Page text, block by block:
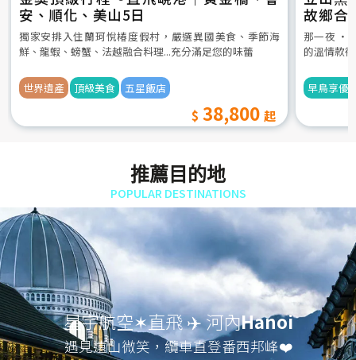
安、順化、美山5日
獨家安排入住蘭珂悅椿度假村，嚴選異國美食、季節海
鮮、龍蝦、螃蟹、法越融合料理...充分滿足您的味蕾
世界遺產 頂級美食 五星飯店
38,800
故鄉合
5日
那一夜 ‧
的溫情款
早鳥享優
推薦目的地
POPULAR DESTINATIONS
星宇航空✶直飛 ✈️ 河內Hanoi
遇見遠山微笑，纜車直登番西邦峰❤️